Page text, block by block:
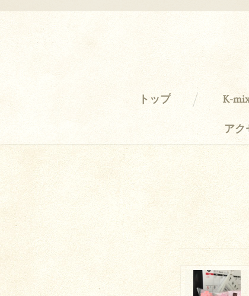
トップ K-
アク